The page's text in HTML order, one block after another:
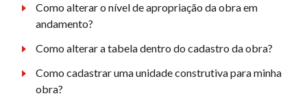
Como alterar o nível de apropriação da obra em
andamento?
Como alterar a tabela dentro do cadastro da obra?
Como cadastrar uma unidade construtiva para minha
obra?